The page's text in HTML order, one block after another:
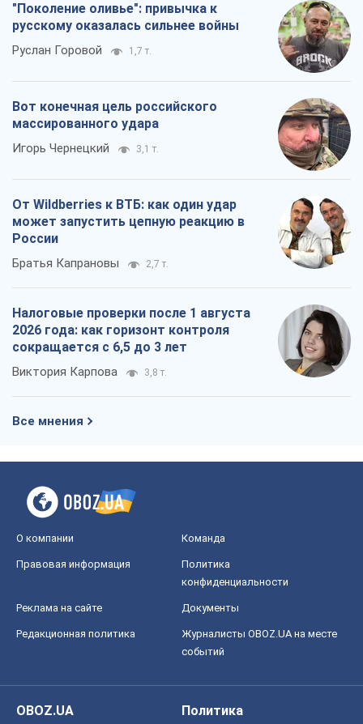
"Поколение оливье": привычка к
русскому оказалась сильнее войны
Руслан Горовой 1,7 т.
Вот конечная цель российского
массированного удара
Игорь Чернецкий 3,1 т.
От Wildberries к ВТБ: как один удар
может запустить цепную реакцию в
России
Братья Капрановы 2,7 т.
Налоговые проверки после 1 августа
2026 года: как горизонт контроля
сокращается с 6,5 до 3 лет
Виктория Карпова 3,8 т.
Все мнения
О компании Команда
Правовая информация
Политика
конфиденциальности
Реклама на сайте Документы
Редакционная политика
Журналисты OBOZ.UA на месте
событий
OBOZ.UA
Политика